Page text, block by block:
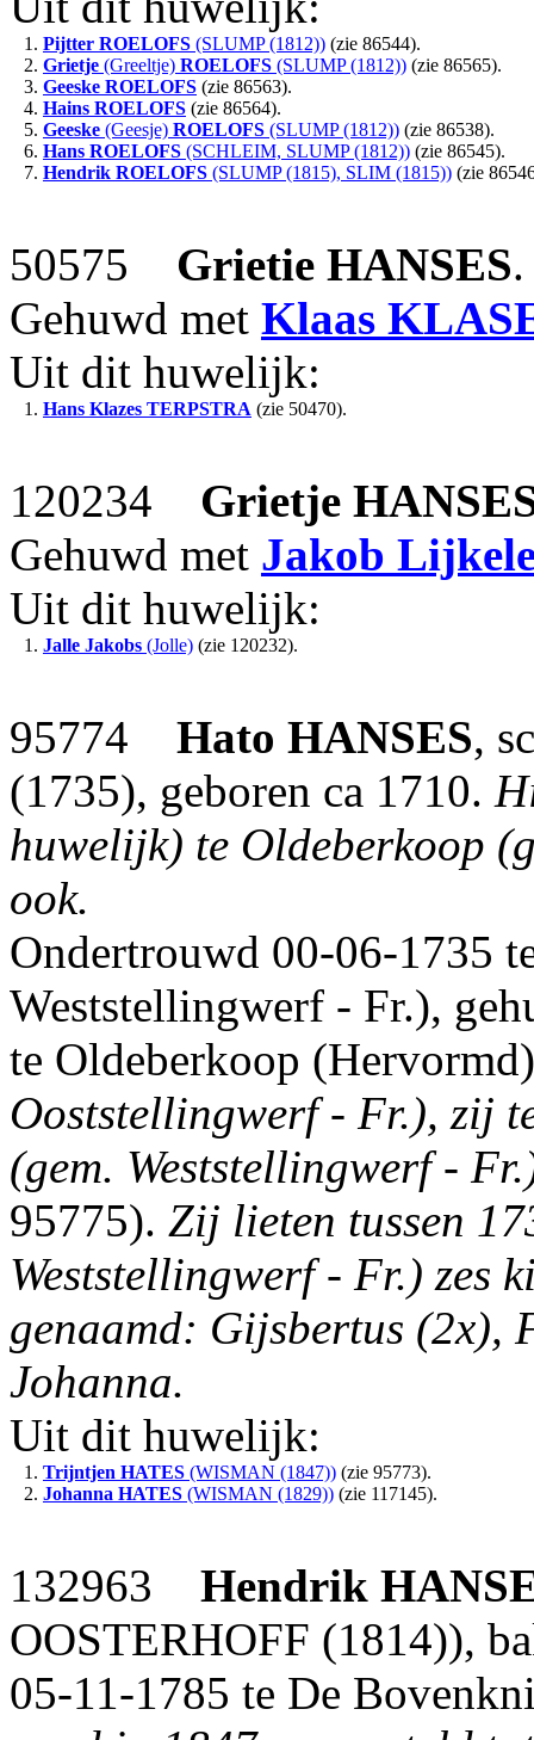
1. Pijtter ROELOFS (SLUMP (1812)) (zie 86544).
2. Grietje (Greeltje) ROELOFS (SLUMP (1812)) (zie 86565).
3. Geeske ROELOFS (zie 86563).
4. Hains ROELOFS (zie 86564).
5. Geeske (Geesje) ROELOFS (SLUMP (1812)) (zie 86538).
6. Hans ROELOFS (SCHLEIM, SLUMP (1812)) (zie 86545).
7. Hendrik ROELOFS (SLUMP (1815), SLIM (1815)) (zie
50575 Grietie HANSES.
Gehuwd met Klaas
Uit dit huwelijk:
1. Hans Klazes TERPSTRA (zie 50470).
120234 Grietje
Gehuwd met Jakob
Uit dit huwelijk:
1. Jalle Jakobs (Jolle) (zie 120232).
95774 Hato HANSES,
(1735), geboren ca 1710.
huwelijk) te Oldeberkoop
ook.
Ondertrouwd 00-06-1735
Weststellingwerf - Fr.),
te Oldeberkoop
Ooststellingwerf - Fr.), zij
(gem. Weststellingwerf -
95775). Zij lieten tussen
Weststellingwerf - Fr.) zes
genaamd: Gijsbertus (2x),
Johanna.
Uit dit huwelijk:
1. Trijntjen HATES (WISMAN (1847)) (zie 95773).
2. Johanna HATES (WISMAN (1829)) (zie 117145).
132963 Hendrik
OOSTERHOFF (1814)),
05-11-1785 te De